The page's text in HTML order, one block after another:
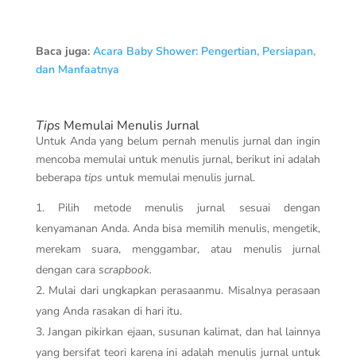
Baca juga: Acara Baby Shower: Pengertian, Persiapan,
dan Manfaatnya
Tips Memulai Menulis Jurnal
Untuk Anda yang belum pernah menulis jurnal dan ingin
mencoba memulai untuk menulis jurnal, berikut ini adalah
beberapa tips untuk memulai menulis jurnal.
Pilih metode menulis jurnal sesuai dengan
kenyamanan Anda. Anda bisa memilih menulis, mengetik,
merekam suara, menggambar, atau menulis jurnal
dengan cara scrapbook.
Mulai dari ungkapkan perasaanmu. Misalnya perasaan
yang Anda rasakan di hari itu.
Jangan pikirkan ejaan, susunan kalimat, dan hal lainnya
yang bersifat teori karena ini adalah menulis jurnal untuk